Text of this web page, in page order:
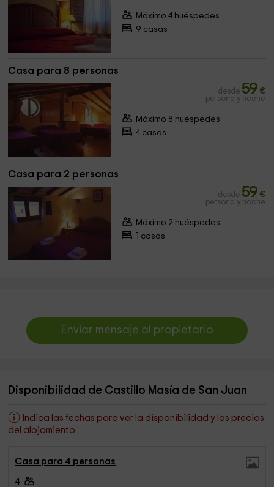
Máximo 4 huéspedes
9 casas
Casa para 8 personas
desde 59 €
persona y noche
Máximo 8 huéspedes
4 casas
Casa para 2 personas
desde 59 €
persona y noche
Máximo 2 huéspedes
1 casas
Enviar mensaje al propietario
Disponibilidad de Castillo Masía de San Juan
Indica las fechas para ver la disponibilidad y los precios
del alojamiento
Casa para 4 personas
4